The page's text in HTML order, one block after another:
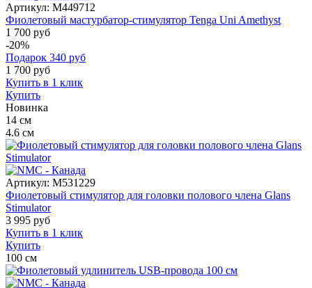
Артикул: M449712
Фиолетовый мастурбатор-стимулятор Tenga Uni Amethyst
1 700 руб
-20%
Подарок 340 руб
1 700 руб
Купить в 1 клик
Купить
Новинка
14 см
4.6 см
Артикул: M531229
Фиолетовый стимулятор для головки полового члена Glans
Stimulator
3 995 руб
Купить в 1 клик
Купить
100 см